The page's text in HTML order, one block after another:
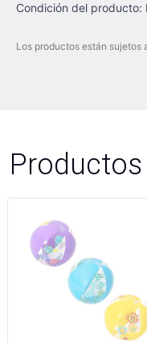
Condición del producto:
Los productos están sujetos